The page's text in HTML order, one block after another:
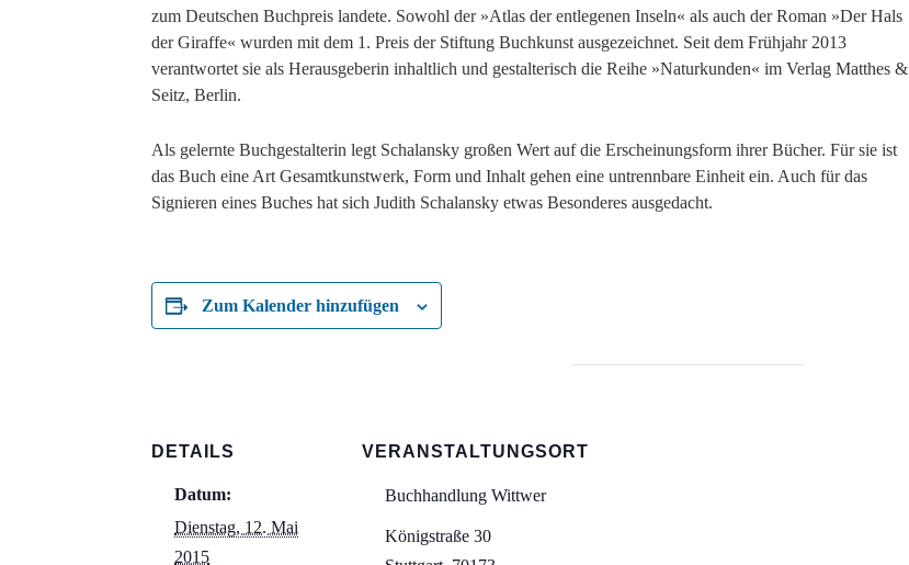
zum Deutschen Buchpreis landete. Sowohl der »Atlas der entlegenen Inseln« als auch der Roman »Der Hals
der Giraffe« wurden mit dem 1. Preis der Stiftung Buchkunst ausgezeichnet. Seit dem Frühjahr 2013
verantwortet sie als Herausgeberin inhaltlich und gestalterisch die Reihe »Naturkunden« im Verlag Matthes &
Seitz, Berlin.
Als gelernte Buchgestalterin legt Schalansky großen Wert auf die Erscheinungsform ihrer Bücher. Für sie ist
das Buch eine Art Gesamtkunstwerk, Form und Inhalt gehen eine untrennbare Einheit ein. Auch für das
Signieren eines Buches hat sich Judith Schalansky etwas Besonderes ausgedacht.
Zum Kalender hinzufügen
DETAILS
Datum:
Dienstag, 12. Mai
2015
VERANSTALTUNGSORT
Buchhandlung Wittwer
Königstraße 30